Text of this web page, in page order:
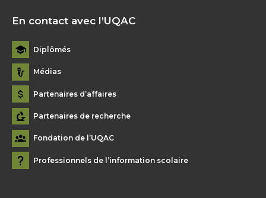
En contact avec l’UQAC
Diplômés
Médias
Partenaires d’affaires
Partenaires de recherche
Fondation de l’UQAC
Professionnels de l’information scolaire